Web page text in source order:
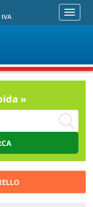
Toggle
»